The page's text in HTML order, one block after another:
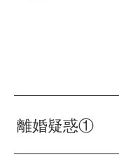
離婚疑惑①